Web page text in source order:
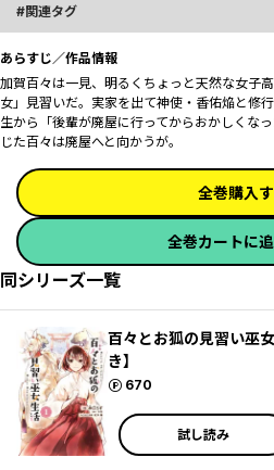
関連タグ
あらすじ／作品情報
加賀百々は一見、明るくちょっと天然な女子
女」見習いだ。実家を出て神使・香佑焔と修
生から「後輩が廃屋に行ってからおかしくな
じた百々は廃屋へと向かうが――。
全巻購入
全巻カートに
同シリーズ一覧
百々とお狐の見習い巫
き】
670
ポイント
試し読み